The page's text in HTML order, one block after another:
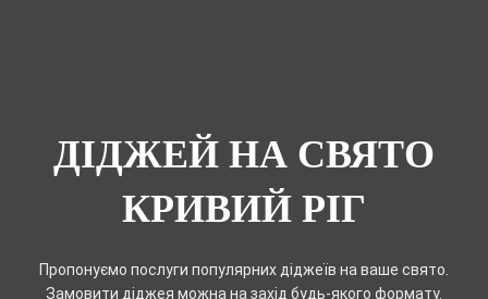
ДІДЖЕЙ НА СВЯТО
КРИВИЙ РІГ
Пропонуємо послуги популярних діджеїв на ваше свято.
Замовити діджея можна на захід будь-якого формату.